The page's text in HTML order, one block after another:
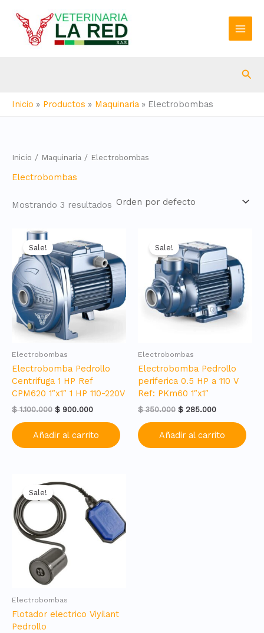
contenido
Inicio Productos Maquinaria Electrobombas
Inicio / Maquinaria / Electrobombas
Electrobombas
Mostrando 3 resultados
Sale!
Electrobombas
Electrobomba Pedrollo
Centrifuga 1 HP Ref
CPM620 1″x1″ 1 HP 110-220V
$1.100.000 Original
$ 1.100.000.
$ 900.000Current
$ 900.000.
Añadir al carrito
Sale!
Electrobombas
Electrobomba Pedrollo
periferica 0.5 HP a 110 V
Ref: PKm60 1″x1″
$350.000 Original
$ 350.000.
$ 285.000Current
$ 285.000.
Añadir al carrito
Sale!
Electrobombas
Flotador electrico Viyilant
Pedrollo